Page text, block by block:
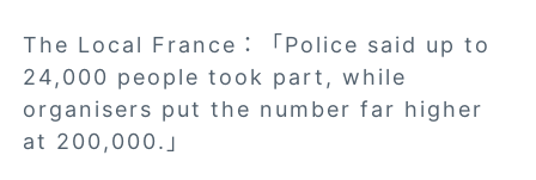
The Local France：「Police said up to
24,000 people took part, while
organisers put the number far higher
at 200,000.」